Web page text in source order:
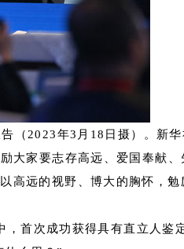
（2023年3月18日摄）。新
大家要志存高远、爱国奉献、
高远的视野、博大的胸怀，
首次成功获得具有直立人鉴